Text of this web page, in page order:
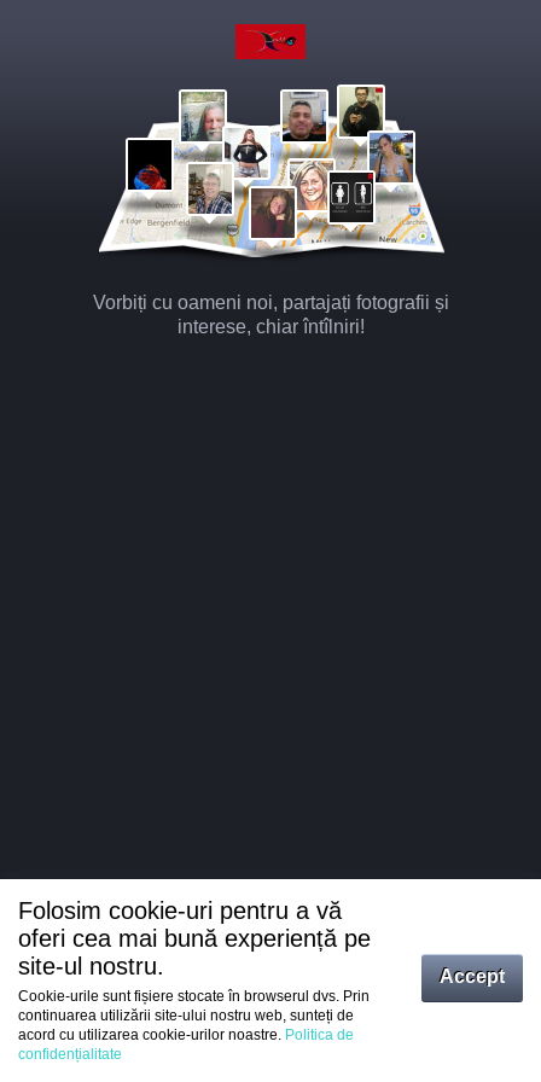
Vorbiți cu oameni noi, partajați fotografii și
interese, chiar întîlniri!
Intrați
Folosim cookie-uri pentru a vă
oferi cea mai bună experiență pe
site-ul nostru.
Cookie-urile sunt fișiere stocate în browserul dvs. Prin
continuarea utilizării site-ului nostru web, sunteți de
acord cu utilizarea cookie-urilor noastre. Politica de
confidențialitate
Accept